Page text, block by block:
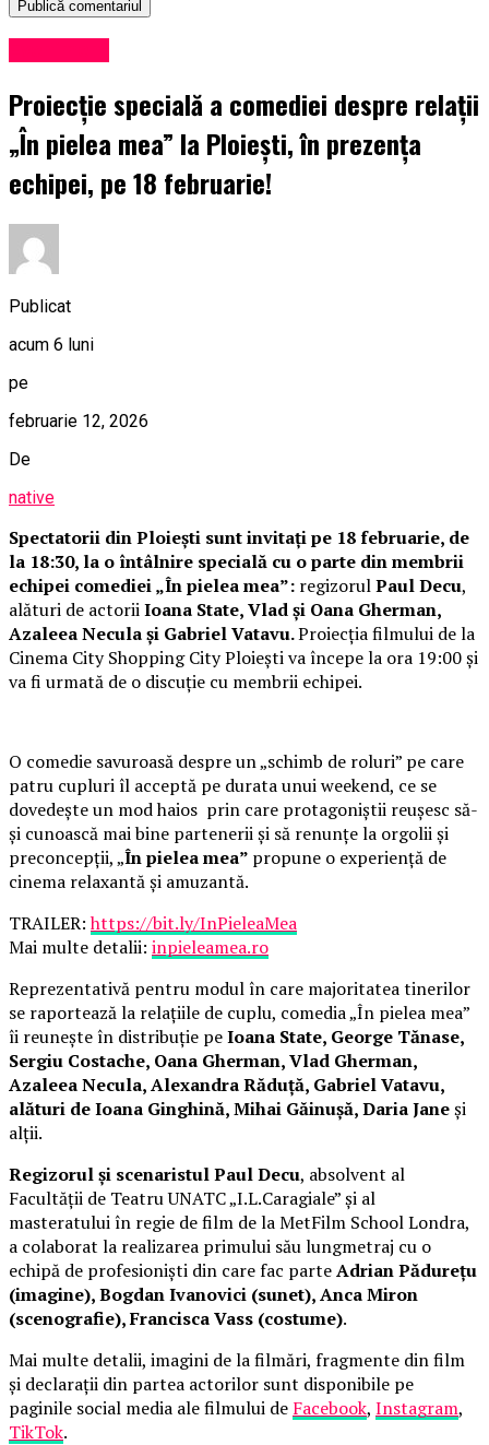
Proiecție specială a comediei despre relații
„În pielea mea” la Ploiești, în prezența
echipei, pe 18 februarie!
Publicat
acum 6 luni
pe
februarie 12, 2026
De
native
Spectatorii din Ploiești sunt invitați pe 18 februarie, de
la 18:30, la o întâlnire specială cu o parte din membrii
echipei comediei „În pielea mea”: regizorulPaul Decu,
alături de actoriiIoana State, Vlad și Oana Gherman,
Azaleea Necula și Gabriel Vatavu.Proiecția filmului de la
Cinema City Shopping City Ploiești va începe la ora 19:00 și
va fi urmată de o discuție cu membrii echipei.
O comedie savuroasă despre un „schimb de roluri” pe care
patru cupluri îl acceptă pe durata unui weekend, ce se
dovedește un mod haios prin care protagoniștii reușesc să-
și cunoască mai bine partenerii și să renunțe la orgolii și
preconcepții, „În pielea mea” propune o experiență de
cinema relaxantă și amuzantă.
TRAILER:https://bit.ly/InPieleaMea
Mai multe detalii: inpieleamea.ro
Reprezentativă pentru modul în care majoritatea tinerilor
se raportează la relațiile de cuplu, comedia „În pielea mea”
îi reunește în distribuție peIoana State, George Tănase,
Sergiu Costache, Oana Gherman, Vlad Gherman,
Azaleea Necula, Alexandra Răduță, Gabriel Vatavu,
alături de Ioana Ginghină, Mihai Găinușă, Daria Janeși
alții.
Regizorul și scenaristul Paul Decu, absolvent al
Facultății de Teatru UNATC „I.L.Caragiale” și al
masteratului în regie de film de la MetFilm School Londra,
a colaborat la realizarea primului său lungmetraj cu o
echipă de profesioniști din care fac parteAdrian Pădurețu
(imagine), Bogdan Ivanovici (sunet), Anca Miron
(scenografie), Francisca Vass (costume).
Mai multe detalii, imagini de la filmări, fragmente din film
și declarații din partea actorilor sunt disponibile pe
paginile social media ale filmului de Facebook, Instagram,
TikTok.